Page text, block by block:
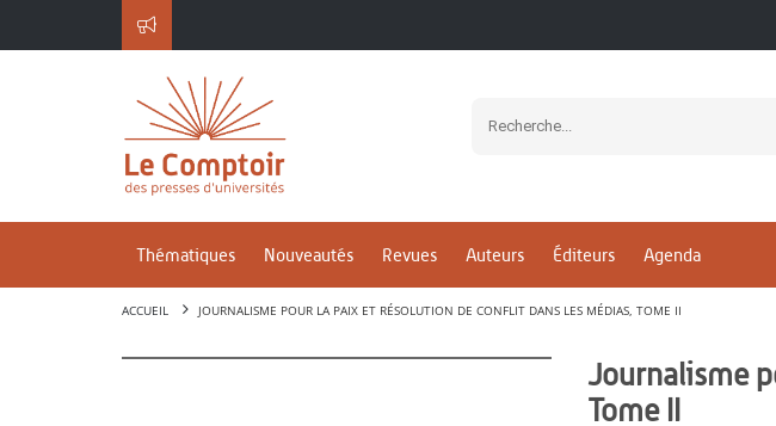
Thématiques Nouveautés Revues Auteurs Éditeurs Agenda
ACCUEIL JOURNALISME POUR LA PAIX ET RÉSOLUTION DE CONFLIT DANS LES MÉDIAS, TOME II
Journalisme
Tome II